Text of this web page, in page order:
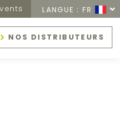
LANGUE :FR
NOS DISTRIBUTEURS